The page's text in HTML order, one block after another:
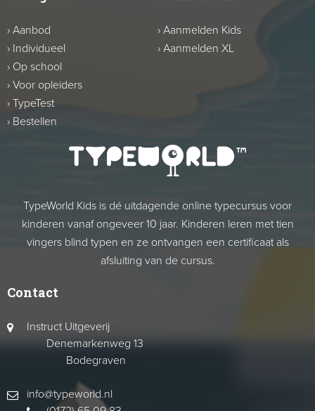
› Aanbod
› Individueel
› Op school
› Voor opleiders
› TypeTest
› Bestellen
› Aanmelden Kids
› Aanmelden XL
TypeWorld Kids is dé uitdagende online typecursus voor
kinderen vanaf ongeveer 10 jaar. Kinderen leren met tien
vingers blind typen en ze ontvangen een certificaat als
afsluiting van de cursus.
Contact
Instruct Uitgeverij
Denemarkenweg 13
Bodegraven
info@typeworld.nl